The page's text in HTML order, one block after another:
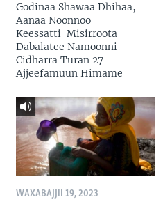
Godinaa Shawaa Dhihaa,
Aanaa Noonnoo
Keessatti Misirroota
Dabalatee Namoonni
Cidharra Turan 27
Ajjeefamuun Himame
WAXABAJJII 19, 2023